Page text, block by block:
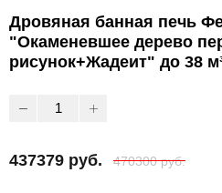
Дровяная банная печь
"Окаменевшее дерево
рисунок+Жадеит" до 38
437379 руб. 470300 руб.